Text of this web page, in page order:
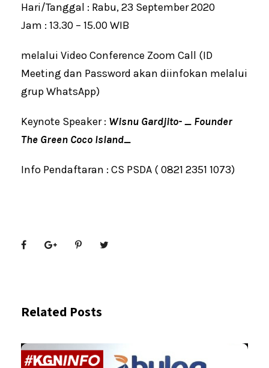
Hari/Tanggal : Rabu, 23 September 2020
Jam : 13.30 – 15.00 WIB
melalui Video Conference Zoom Call (ID
Meeting dan Password akan diinfokan melalui
grup WhatsApp)
Keynote Speaker : Wisnu Gardjito- _ Founder
The Green Coco Island_
Info Pendaftaran : CS PSDA ( 0821 2351 1073)
Related Posts